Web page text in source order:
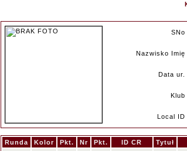
SNo
Nazwisko Imię
Data ur.
Klub
Local ID
Runda Kolor Pkt. Nr Pkt. ID CR Tytuł